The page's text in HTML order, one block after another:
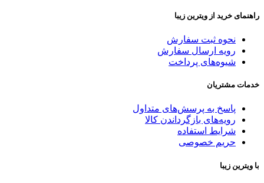
راهنمای خرید از ویترین زیبا
نحوه ثبت سفارش
رویه ارسال سفارش
شیوه‌های پرداخت
خدمات مشتریان
پاسخ به پرسش‌های متداول
رویه‌های بازگرداندن کالا
شرایط استفاده
حریم خصوصی
با ویترین زیبا